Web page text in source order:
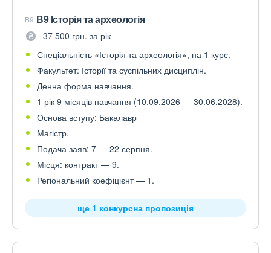
B9 В9 Історія та археологія
37 500 грн. за рік
Спеціальність «Історія та археологія», на 1 курс.
Факультет: Історії та суспільних дисциплін.
Денна форма навчання.
1 рік 9 місяців навчання (10.09.2026 — 30.06.2028).
Основа вступу: Бакалавр
Магістр.
Подача заяв: 7 — 22 серпня.
Місця: контракт — 9.
Регіональний коефіцієнт — 1.
ще 1 конкурсна пропозиція